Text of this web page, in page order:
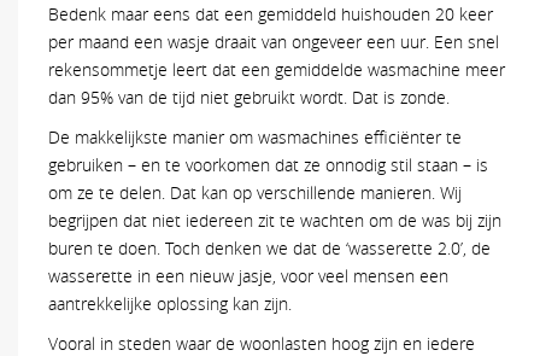
Bedenk maar eens dat een gemiddeld huishouden 20 keer
per maand een wasje draait van ongeveer een uur. Een snel
rekensommetje leert dat een gemiddelde wasmachine meer
dan 95% van de tijd niet gebruikt wordt. Dat is zonde.
De makkelijkste manier om wasmachines efficiënter te
gebruiken – en te voorkomen dat ze onnodig stil staan – is
om ze te delen. Dat kan op verschillende manieren. Wij
begrijpen dat niet iedereen zit te wachten om de was bij zijn
buren te doen. Toch denken we dat de ‘wasserette 2.0’, de
wasserette in een nieuw jasje, voor veel mensen een
aantrekkelijke oplossing kan zijn.
Vooral in steden waar de woonlasten hoog zijn en iedere